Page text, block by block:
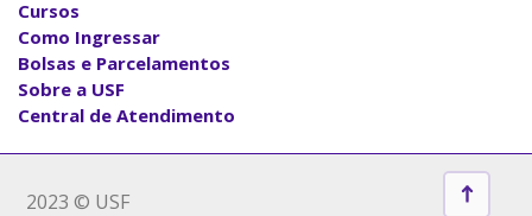
Cursos
Como Ingressar
Bolsas e Parcelamentos
Sobre a USF
Central de Atendimento
2023 © USF